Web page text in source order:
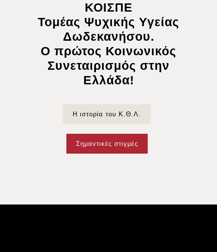
ΚΟΙΣΠΕ
Τομέας Ψυχικής Υγείας
Δωδεκανήσου.
Ο πρώτος Κοινωνικός
Συνεταιρισμός στην
Ελλάδα!
Η ιστορία του Κ.Θ.Λ.
Σημαντικές στιγμές